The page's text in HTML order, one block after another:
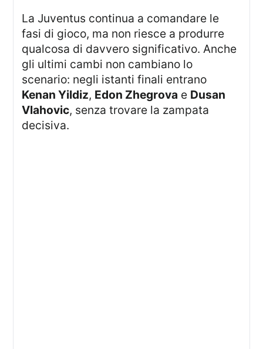
La Juventus continua a comandare le
fasi di gioco, ma non riesce a produrre
qualcosa di davvero significativo. Anche
gli ultimi cambi non cambiano lo
scenario: negli istanti finali entrano
Kenan Yildiz, Edon Zhegrova e Dusan
Vlahovic, senza trovare la zampata
decisiva.